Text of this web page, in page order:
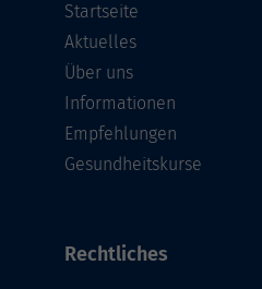
Startseite
Aktuelles
Über uns
Informationen
Empfehlungen
Gesundheitskurse
Rechtliches